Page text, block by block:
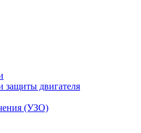
защиты двигателя
(УЗО)